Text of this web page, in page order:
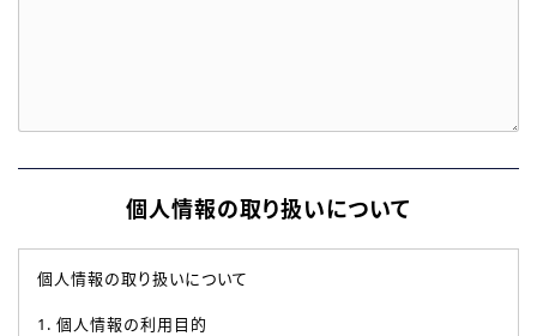
個人情報の取り扱いについて
個人情報の取り扱いについて
1. 個人情報の利用目的